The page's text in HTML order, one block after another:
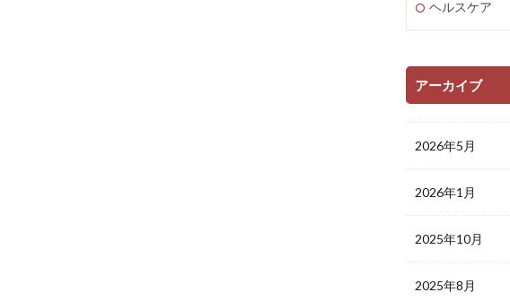
ヘルスケア
アーカイブ
2026年5月
2026年1月
2025年10月
2025年8月